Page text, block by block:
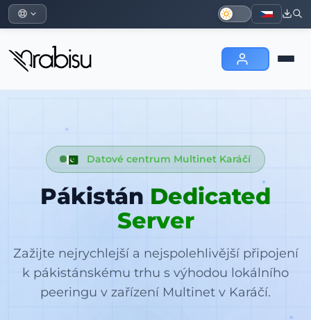
Datové centrum Multinet Karáčí
Pákistán Dedicated
Server
Zažijte nejrychlejší a nejspolehlivější připojení
k pákistánskému trhu s výhodou lokálního
peeringu v zařízení Multinet v Karáčí.